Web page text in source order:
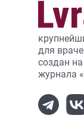
для
создан
журнала